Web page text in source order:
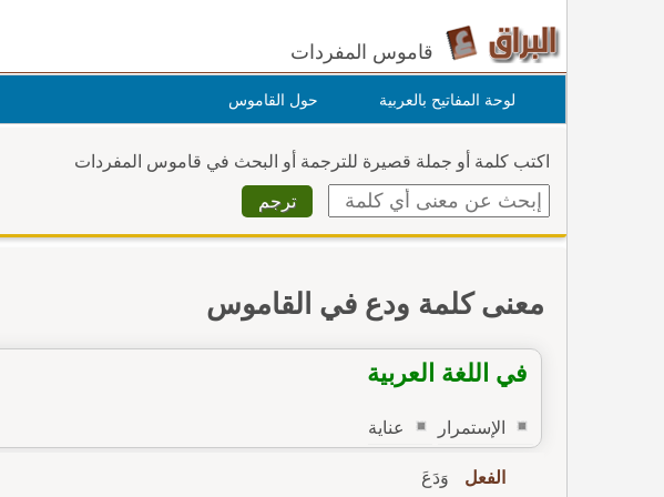
قاموس المفردات
لوحة المفاتيح بالعربية حول القاموس
اكتب كلمة أو جملة قصيرة للترجمة أو البحث في قاموس المفردات
معنى كلمة ودع في القاموس
في اللغة العربية
الإستمرار عناية
الفعل وَدَعَ